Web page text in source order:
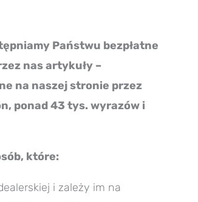
Państwu bezpłatne
nas artykuły –
na naszej stronie przez
ponad 43 tys. wyrazów i
które:
i zależy im na